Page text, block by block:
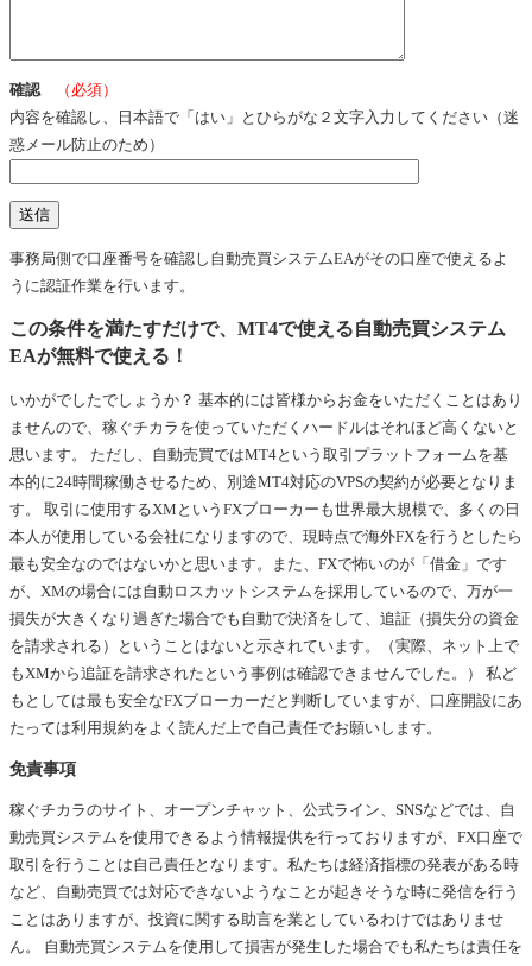
確認
（必須）
内容を確認し、日本語で「はい」とひらがな２文字入力してください（迷
惑メール防止のため）
事務局側で口座番号を確認し自動売買システムEAがその口座で使えるよ
うに認証作業を行います。
この条件を満たすだけで、MT4で使える自動売買システム
EAが無料で使える！
いかがでしたでしょうか？ 基本的には皆様からお金をいただくことはあり
ませんので、稼ぐチカラを使っていただくハードルはそれほど高くないと
思います。 ただし、自動売買ではMT4という取引プラットフォームを基
本的に24時間稼働させるため、別途MT4対応のVPSの契約が必要となりま
す。 取引に使用するXMというFXブローカーも世界最大規模で、多くの日
本人が使用している会社になりますので、現時点で海外FXを行うとしたら
最も安全なのではないかと思います。また、FXで怖いのが「借金」です
が、XMの場合には自動ロスカットシステムを採用しているので、万が一
損失が大きくなり過ぎた場合でも自動で決済をして、追証（損失分の資金
を請求される）ということはないと示されています。（実際、ネット上で
もXMから追証を請求されたという事例は確認できませんでした。） 私ど
もとしては最も安全なFXブローカーだと判断していますが、口座開設にあ
たっては利用規約をよく読んだ上で自己責任でお願いします。
免責事項
稼ぐチカラのサイト、オープンチャット、公式ライン、SNSなどでは、自
動売買システムを使用できるよう情報提供を行っておりますが、FX口座で
取引を行うことは自己責任となります。私たちは経済指標の発表がある時
など、自動売買では対応できないようなことが起きそうな時に発信を行う
ことはありますが、投資に関する助言を業としているわけではありませ
ん。 自動売買システムを使用して損害が発生した場合でも私たちは責任を